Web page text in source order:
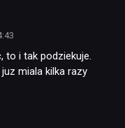
to i tak podziekuje.
miala kilka razy